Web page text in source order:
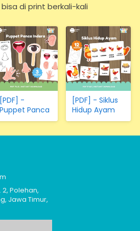
bisa di print berkali-kali
[PDF] -
Puppet Panca
[PDF] - Siklus
Hidup Ayam
2, Polehan,
Jawa Timur,